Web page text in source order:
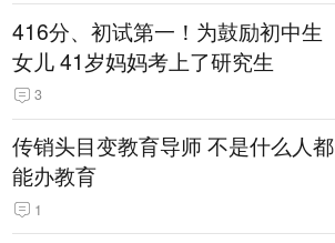
416分、初试第一！为鼓励初中生
女儿 41岁妈妈考上了研究生
3
传销头目变教育导师 不是什么人都
能办教育
1